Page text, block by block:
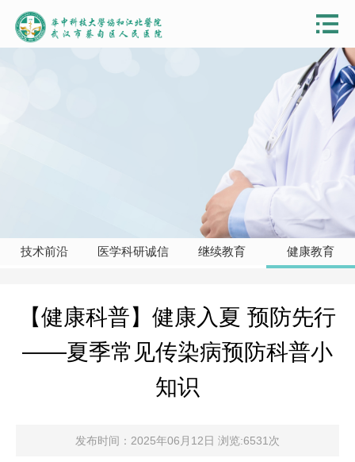
技术前沿 医学科研诚信 继续教育 健康教育
【健康科普】健康入夏 预防先行
——夏季常见传染病预防科普小
知识
发布时间：2025年06月12日 浏览:6531次